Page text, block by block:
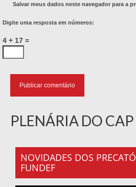
Salvar meus dados neste navegador para a
Digite uma resposta em números:
4 + 17 =
PLENÁRIA DO CAP
NOVIDADES DOS
FUNDEF